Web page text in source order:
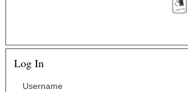
Log In
Username